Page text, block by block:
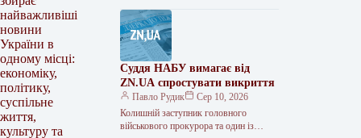
найважливіші
новини
України в
одному місці:
економіку,
політику,
суспільне
життя,
культуру та
новини медіаринку. Про це свідчать
результати…
Суддя НАБУ вимагає від
ZN.UA спростувати викриття
Павло Рудик
Сер 10, 2026
Колишній заступник головного
військового прокурора та один із